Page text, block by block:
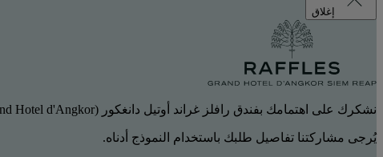
إغلاق
نشكرك على اهتمامك بفندق رافلز غراند أوتيل دانغكور (Raffles Grand Hotel d'Angkor) سيام ريب.
يُرجى مشاركتنا تفاصيل طلبك باستخدام النموذج أدناه.